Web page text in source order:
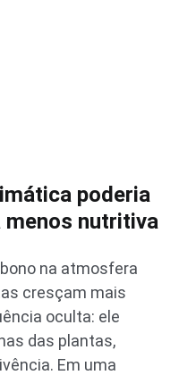
poderia
nutritiva
na atmosfera
cresçam mais
oculta: ele
das plantas,
Em uma